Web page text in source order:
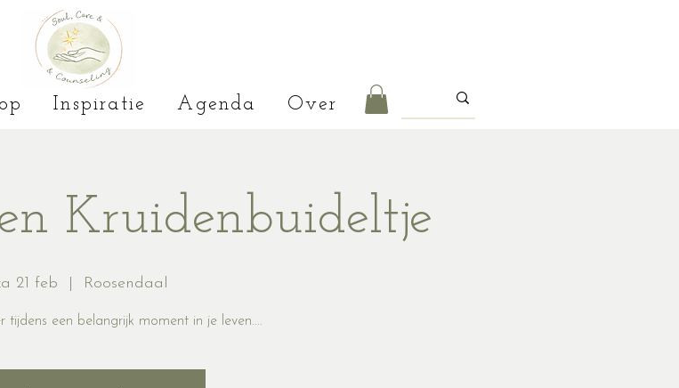
Inspiratie Agenda Over
Kruidenbuideltje
21 feb Roosendaal
tijdens een belangrijk moment in je leven....